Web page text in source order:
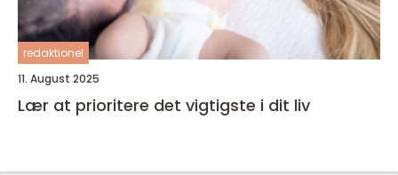
redaktionel
11. August 2025
Lær at prioritere det vigtigste i dit liv